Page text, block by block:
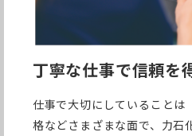
丁寧な仕事で信頼を
仕事で大切にしていることは
格などさまざまな面で、力石